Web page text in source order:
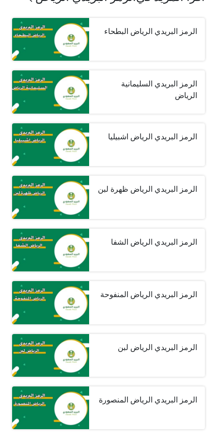
الرمز البريدي الرياض البطحاء
الرمز البريدي السليمانية
الرياض
الرمز البريدي الرياض اشبيليا
الرمز البريدي الرياض ظهرة لبن
الرمز البريدي الرياض الشفا
الرمز البريدي الرياض المنفوحة
الرمز البريدي الرياض لبن
الرمز البريدي الرياض المنصورة